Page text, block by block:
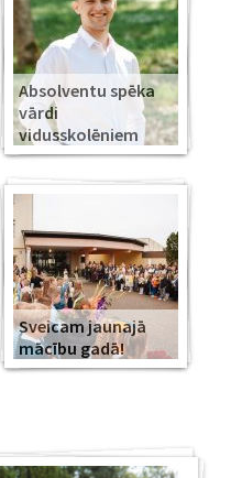
Absolventu spēka
vārdi
vidusskolēniem
Sveicam jaunajā
mācību gadā!